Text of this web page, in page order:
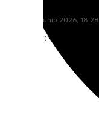
viernes, 19 junio 2026, 18:28
Compartir: